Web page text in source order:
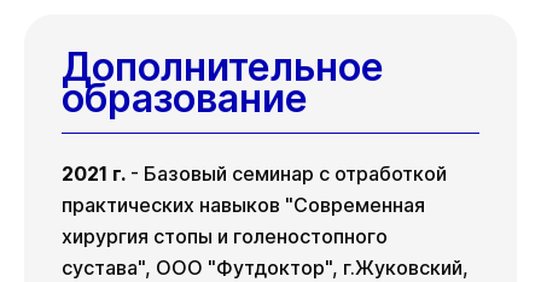
Дополнительное
образование
2021 г. - Базовый семинар с отработкой
практических навыков "Современная
хирургия стопы и голеностопного
сустава", ООО "Футдоктор", г.Жуковский,